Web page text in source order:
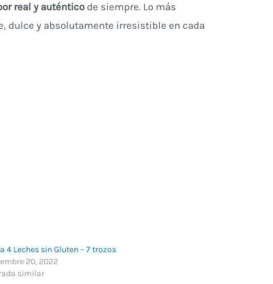
real y auténtico de siempre. Lo más
dulce y absolutamente irresistible en cada
4 Leches sin Gluten – 7 trozos
20, 2022
similar